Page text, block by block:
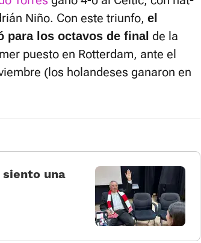
Niño. Con este triunfo, el
los octavos de final de la
puesto en Rotterdam, ante el
(los holandeses ganaron en
siento una